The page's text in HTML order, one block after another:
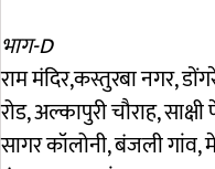
भाग-D
राम मंदिर,कस्तुरबा नगर,
रोड, अल्कापुरी चौराह,
सागर कॉलोनी, बंजली